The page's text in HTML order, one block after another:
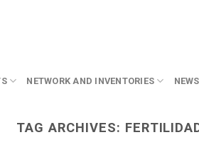
NETWORK AND INVENTORIES NEWS
TAG ARCHIVES: